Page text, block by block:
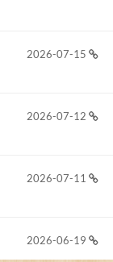
2026-07-15
2026-07-12
2026-07-11
2026-06-19